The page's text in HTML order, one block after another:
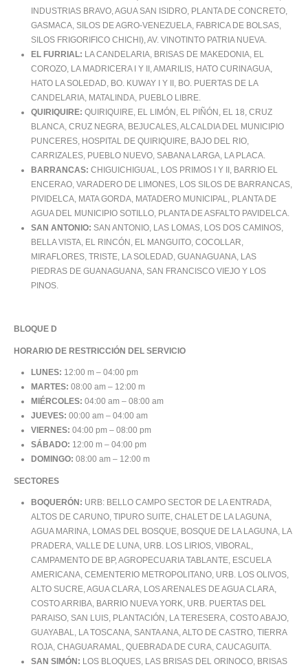
INDUSTRIAS BRAVO, AGUA SAN ISIDRO, PLANTA DE CONCRETO,
GASMACA, SILOS DE AGRO-VENEZUELA, FABRICA DE BOLSAS,
SILOS FRIGORIFICO CHICHI), AV. VINOTINTO PATRIA NUEVA.
EL FURRIAL: LA CANDELARIA, BRISAS DE MAKEDONIA, EL
COROZO, LA MADRICERA I Y II, AMARILIS, HATO CURINAGUA,
HATO LA SOLEDAD, BO. KUWAY I Y II, BO. PUERTAS DE LA
CANDELARIA, MATALINDA, PUEBLO LIBRE.
QUIRIQUIRE: QUIRIQUIRE, EL LIMÓN, EL PIÑÓN, EL 18, CRUZ
BLANCA, CRUZ NEGRA, BEJUCALES, ALCALDIA DEL MUNICIPIO
PUNCERES, HOSPITAL DE QUIRIQUIRE, BAJO DEL RIO,
CARRIZALES, PUEBLO NUEVO, SABANA LARGA, LA PLACA.
BARRANCAS: CHIGUICHIGUAL, LOS PRIMOS I Y II, BARRIO EL
ENCERAO, VARADERO DE LIMONES, LOS SILOS DE BARRANCAS,
PIVIDELCA, MATA GORDA, MATADERO MUNICIPAL, PLANTA DE
AGUA DEL MUNICIPIO SOTILLO, PLANTA DE ASFALTO PAVIDELCA.
SAN ANTONIO: SAN ANTONIO, LAS LOMAS, LOS DOS CAMINOS,
BELLA VISTA, EL RINCÓN, EL MANGUITO, COCOLLAR,
MIRAFLORES, TRISTE, LA SOLEDAD, GUANAGUANA, LAS
PIEDRAS DE GUANAGUANA, SAN FRANCISCO VIEJO Y LOS
PINOS.
BLOQUE D
HORARIO DE RESTRICCIÓN DEL SERVICIO
LUNES: 12:00 m – 04:00 pm
MARTES: 08:00 am – 12:00 m
MIÉRCOLES: 04:00 am – 08:00 am
JUEVES: 00:00 am – 04:00 am
VIERNES: 04:00 pm – 08:00 pm
SÁBADO: 12:00 m – 04:00 pm
DOMINGO: 08:00 am – 12:00 m
SECTORES
BOQUERÓN: URB: BELLO CAMPO SECTOR DE LA ENTRADA,
ALTOS DE CARUNO, TIPURO SUITE, CHALET DE LA LAGUNA,
AGUA MARINA, LOMAS DEL BOSQUE, BOSQUE DE LA LAGUNA, LA
PRADERA, VALLE DE LUNA, URB. LOS LIRIOS, VIBORAL,
CAMPAMENTO DE BP, AGROPECUARIA TABLANTE, ESCUELA
AMERICANA, CEMENTERIO METROPOLITANO, URB. LOS OLIVOS,
ALTO SUCRE, AGUA CLARA, LOS ARENALES DE AGUA CLARA,
COSTO ARRIBA, BARRIO NUEVA YORK, URB. PUERTAS DEL
PARAISO, SAN LUIS, PLANTACIÓN, LA TERESERA, COSTO ABAJO,
GUAYABAL, LA TOSCANA, SANTA ANA, ALTO DE CASTRO, TIERRA
ROJA, CHAGUARAMAL, QUEBRADA DE CURA, CAUCAGUITA.
SAN SIMÓN: LOS BLOQUES, LAS BRISAS DEL ORINOCO, BRISAS